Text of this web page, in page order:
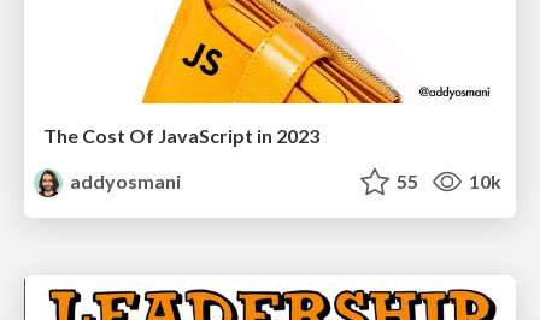
The Cost Of JavaScript in 2023
addyosmani
55 10k